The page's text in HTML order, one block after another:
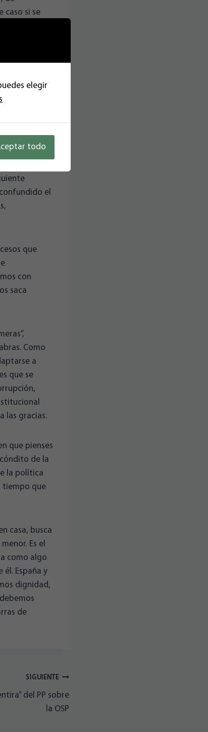
caso si se
existen
líder de
unas
y
el
que
con
saca
Como
a
que se
las gracias.
que pienses
de la
la política
tiempo que
casa, busca
Es el
como algo
España y
dignidad,
de
SIGUIENTE
del PP sobre
la OSP
elegir
todo